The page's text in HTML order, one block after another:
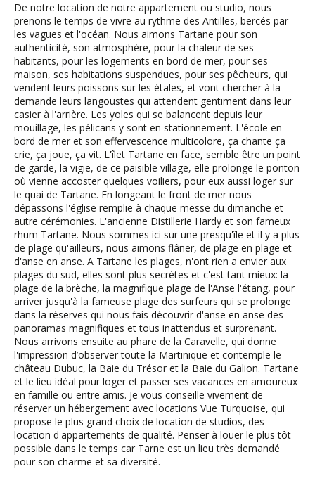
De notre location de notre appartement ou studio, nous
prenons le temps de vivre au rythme des Antilles, bercés par
les vagues et l'océan. Nous aimons Tartane pour son
authenticité, son atmosphère, pour la chaleur de ses
habitants, pour les logements en bord de mer, pour ses
maison, ses habitations suspendues, pour ses pêcheurs, qui
vendent leurs poissons sur les étales, et vont chercher à la
demande leurs langoustes qui attendent gentiment dans leur
casier à l'arrière. Les yoles qui se balancent depuis leur
mouillage, les pélicans y sont en stationnement. L'école en
bord de mer et son effervescence multicolore, ça chante ça
crie, ça joue, ça vit. L'îlet Tartane en face, semble être un point
de garde, la vigie, de ce paisible village, elle prolonge le ponton
où vienne accoster quelques voiliers, pour eux aussi loger sur
le quai de Tartane. En longeant le front de mer nous
dépassons l'église remplie à chaque messe du dimanche et
autre cérémonies. L'ancienne Distillerie Hardy et son fameux
rhum Tartane. Nous sommes ici sur une presqu'île et il y a plus
de plage qu'ailleurs, nous aimons flâner, de plage en plage et
d'anse en anse. A Tartane les plages, n'ont rien a envier aux
plages du sud, elles sont plus secrètes et c'est tant mieux: la
plage de la brèche, la magnifique plage de l'Anse l'étang, pour
arriver jusqu'à la fameuse plage des surfeurs qui se prolonge
dans la réserves qui nous fais découvrir d'anse en anse des
panoramas magnifiques et tous inattendus et surprenant.
Nous arrivons ensuite au phare de la Caravelle, qui donne
l'impression d’observer toute la Martinique et contemple le
château Dubuc, la Baie du Trésor et la Baie du Galion. Tartane
et le lieu idéal pour loger et passer ses vacances en amoureux
en famille ou entre amis. Je vous conseille vivement de
réserver un hébergement avec locations Vue Turquoise, qui
propose le plus grand choix de location de studios, des
location d'appartements de qualité. Penser à louer le plus tôt
possible dans le temps car Tarne est un lieu très demandé
pour son charme et sa diversité.